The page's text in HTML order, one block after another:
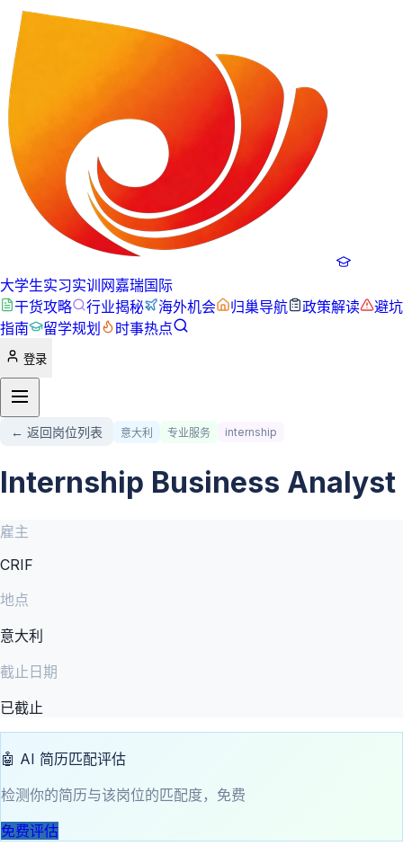
大学生实习实训网嘉瑞国际
干货攻略
行业揭秘 海外机会 归巢导航 政策解读
避坑
指南
留学规划 时事热点
登录
← 返回岗位列表 意大利 专业服务 internship
Internship Business Analyst
雇主
CRIF
地点
意大利
截止日期
已截止
🤖 AI 简历匹配评估
检测你的简历与该岗位的匹配度，免费
免费评估